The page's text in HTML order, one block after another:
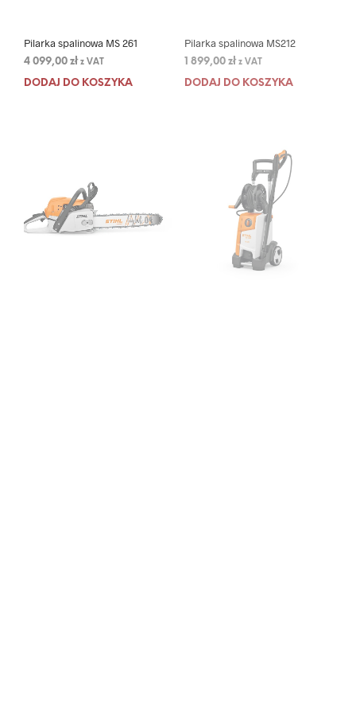
Pilarka spalinowa MS 261
4 099,00 zł z VAT
DODAJ DO KOSZYKA
Pilarka spalinowa MS212
1 899,00 zł z VAT
DODAJ DO KOSZYKA